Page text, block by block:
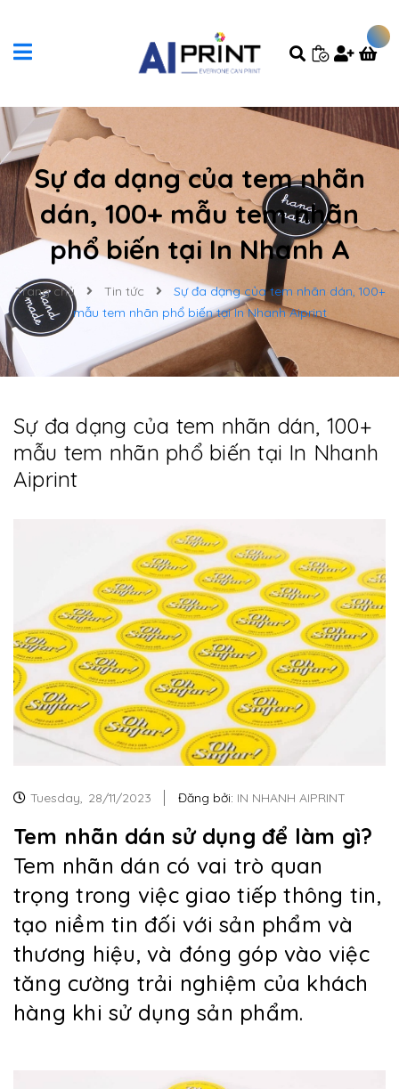
Sự đa dạng của tem nhãn
dán, 100+ mẫu tem nhãn
phổ biến tại In Nhanh A
Trang chủ Tin tức
Sự đa dạng của tem nhãn dán, 100+
mẫu tem nhãn phổ biến tại In Nhanh Aiprint
Sự đa dạng của tem nhãn dán, 100+
mẫu tem nhãn phổ biến tại In Nhanh
Aiprint
Tuesday, 28/11/2023 Đăng bởi: IN NHANH AIPRINT
Tem nhãn dán sử dụng để làm gì?
Tem nhãn dán có vai trò quan
trọng trong việc giao tiếp thông tin,
tạo niềm tin đối với sản phẩm và
thương hiệu, và đóng góp vào việc
tăng cường trải nghiệm của khách
hàng khi sử dụng sản phẩm.